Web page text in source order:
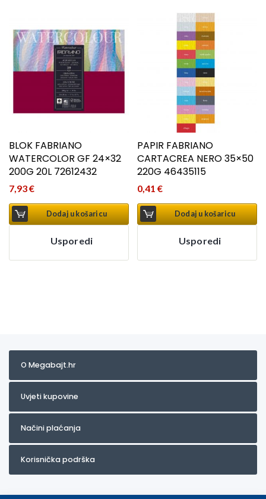
BLOK FABRIANO
WATERCOLOR GF 24×32
200G 20L 72612432
7,93€
Dodaj u košaricu
Usporedi
PAPIR FABRIANO
CARTACREA NERO 35×50
220G 46435115
0,41€
Dodaj u košaricu
Usporedi
O Megabajt.hr
Uvjeti kupovine
Načini plaćanja
Korisnička podrška